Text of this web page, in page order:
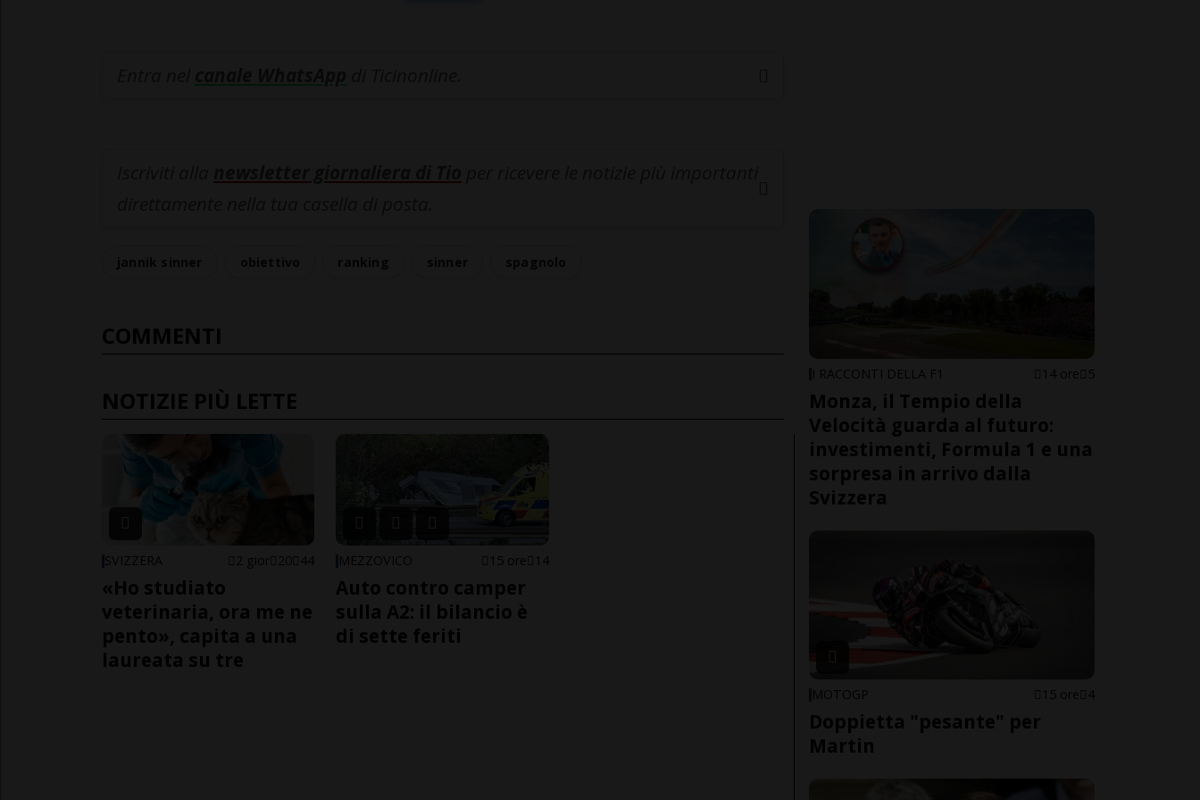
COMMENTI
NOTIZIE PIÙ LETTE
SVIZZERA 2 gior 20 44
«Ho studiato
veterinaria, ora me ne
pento», capita a una
laureata su tre
MEZZOVICO 15 ore 14
Auto contro camper
sulla A2: il bilancio è
di sette feriti
I RACCONTI DELLA F1 14 ore 5
Monza, il Tempio della
Velocità guarda al futuro:
investimenti, Formula 1 e una
sorpresa in arrivo dalla
Svizzera
MOTOGP 15 ore 4
Doppietta "pesante" per
Martin